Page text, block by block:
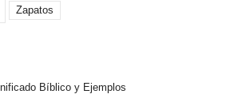
Zapatos
Bíblico y Ejemplos